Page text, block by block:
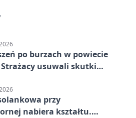
po burzach w powiecie
Strażacy usuwali skutki
przy
nabiera kształtu.